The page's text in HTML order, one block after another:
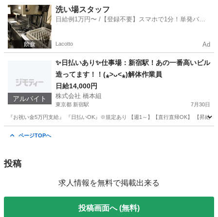
神奈川 相模原市 建築 神奈川
洗い場スタッフ
日給例1万円〜 /【登録不要】スマホで1分！単発バイ
Lacotto Ad
アルバイト
✨日払いあり✨仕事場：新宿駅！あの一番高いビル
造ってます！！(⁎˃ᴗ˂⁎)解体作業員
日給14,000円
株式会社 橋本組
東京都 新宿駅 7月30日
『お祝い金5万円支給』 『日払いOK』※規定あり 【週1～】【直行直帰OK】 【昇給
ページTOPへ
投稿
求人情報を無料で掲載出来る
投稿画面へ (無料)